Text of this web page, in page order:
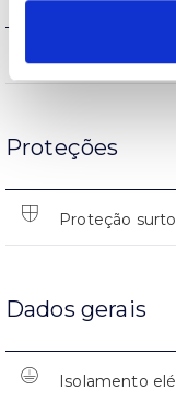
Proteções
Proteção
Dados gerais
Isolamento